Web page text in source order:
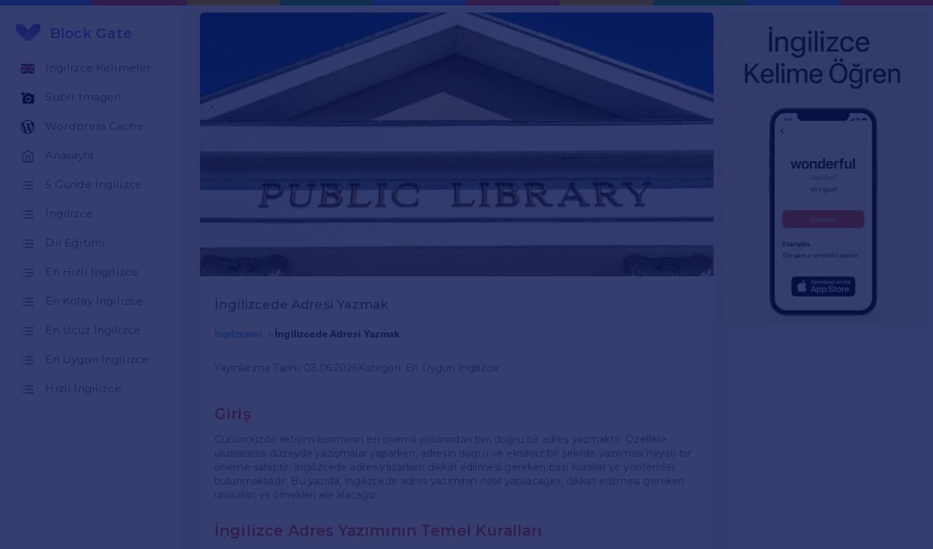
Block Gate
İngilizce Kelimeler
Subir Imagen
Wordpress Cache
Anasayfa
5 Günde İngilizce
İngilizce
Dil Eğitimi
En Hızlı İngilizce
En Kolay İngilizce
En Ucuz İngilizce
En Uygun İngilizce
Hızlı İngilizce
İngilizcede Adresi Yazmak
İngilizcemi İngilizcede Adresi Yazmak
Yayınlanma Tarihi: 03.06.2026 Kategori: En Uygun İngilizce
Giriş
Günümüzde iletişim kurmanın en önemli yollarından biri, doğru bir adres yazmaktır. Özellikle
uluslararası düzeyde yazışmalar yaparken, adresin doğru ve eksiksiz bir şekilde yazılması hayati bir
öneme sahiptir. İngilizcede adres yazarken dikkat edilmesi gereken bazı kurallar ve yöntemler
bulunmaktadır. Bu yazıda, İngilizcede adres yazımının nasıl yapılacağını, dikkat edilmesi gereken
unsurları ve örnekleri ele alacağız.
İngilizce Adres Yazımının Temel Kuralları